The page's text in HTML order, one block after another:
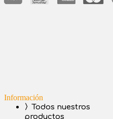
Información
〉Todos nuestros
productos